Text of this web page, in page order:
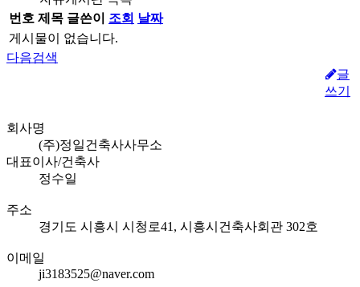
번호 제목 글쓴이 조회 날짜
게시물이 없습니다.
다음검색
글
쓰기
회사명
(주)정일건축사사무소
대표이사/건축사
정수일
주소
경기도 시흥시 시청로41, 시흥시건축사회관 302호
이메일
ji3183525@naver.com